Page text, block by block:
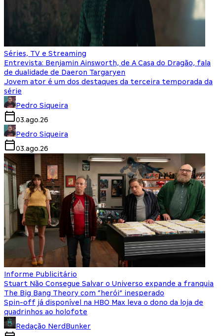
Séries, TV e Streaming
Entrevista: Benjamin Ainsworth, de A Casa do Dragão, fala
de dualidade de Daeron Targaryen
Jovem ator é um dos destaques da terceira temporada da
série
Pedro Siqueira
03.ago.26
Pedro Siqueira
03.ago.26
Informe Publicitário
Stuart Não Consegue Salvar o Universo expande a franquia
The Big Bang Theory com “herói” inesperado
Spin-off já disponível na HBO Max leva o dono da loja de
quadrinhos ao holofote
Redação NerdBunker